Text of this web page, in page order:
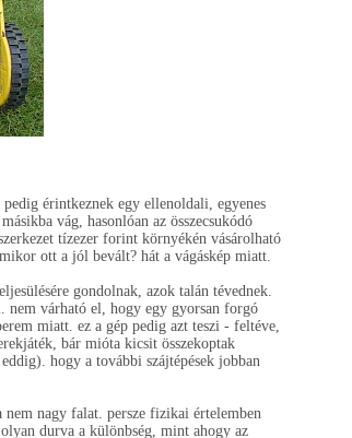
érintkeznek egy ellenoldali, egyenes
vág, hasonlóan az összecsukódó
tízezer forint környékén vásárolható
ott a jól bevált? hát a vágáskép miatt.
gondolnak, azok talán tévednek.
nem várható el, hogy egy gyorsan forgó
miatt. ez a gép pedig azt teszi - feltéve,
bár mióta kicsit összekoptak
hogy a további szájtépések jobban
nagy falat. persze fizikai értelemben
durva a különbség, mint ahogy az